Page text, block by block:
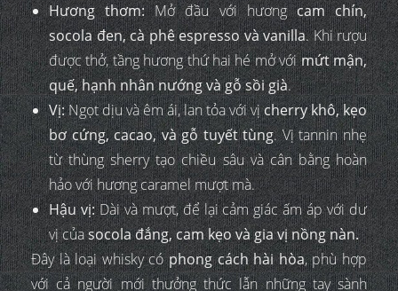
Hương thơm:Mở đầu với hươngcam chín,
socola đen, cà phê espresso và vanilla. Khi rượu
được thở, tầng hương thứ hai hé mở vớimứt mận,
quế, hạnh nhân nướng và gỗ sồi già.
Vị:Ngọt dịu và êm ái, lan tỏa với vịcherry khô, kẹo
bơ cứng, cacao, và gỗ tuyết tùng. Vị tannin nhẹ
từ thùng sherry tạo chiều sâu và cân bằng hoàn
hảo với hương caramel mượt mà.
Hậu vị:Dài và mượt, để lại cảm giác ấm áp với dư
vị củasocola đắng, cam kẹo và gia vị nồng nàn.
Đây là loại whisky cóphong cách hài hòa, phù hợp
với cả người mới thưởng thức lẫn những tay sành